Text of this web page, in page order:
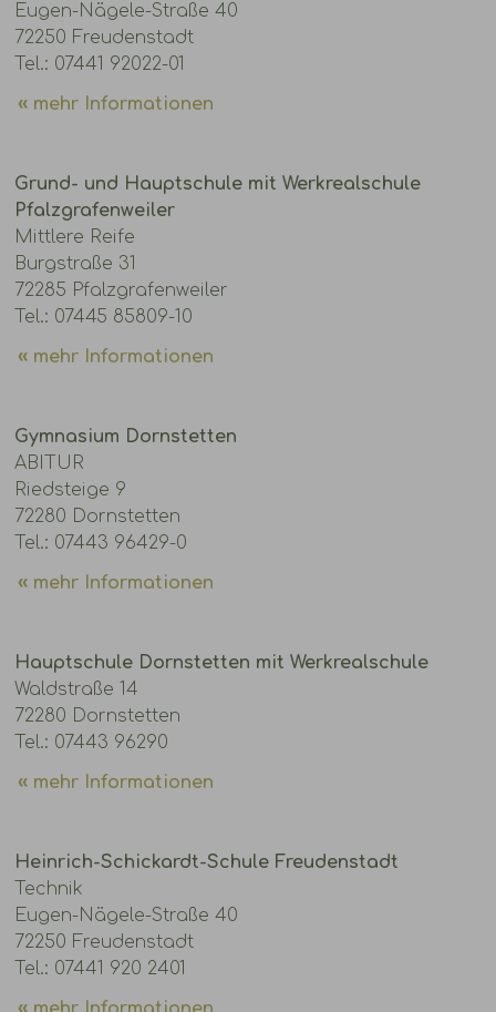
Eugen-Nägele-Straße 40
72250 Freudenstadt
Tel.: 07441 92022-01
mehr Informationen
Grund- und Hauptschule mit Werkrealschule
Pfalzgrafenweiler
Mittlere Reife
Burgstraße 31
72285 Pfalzgrafenweiler
Tel.: 07445 85809-10
mehr Informationen
Gymnasium Dornstetten
ABITUR
Riedsteige 9
72280 Dornstetten
Tel.: 07443 96429-0
mehr Informationen
Hauptschule Dornstetten mit Werkrealschule
Waldstraße 14
72280 Dornstetten
Tel.: 07443 96290
mehr Informationen
Heinrich-Schickardt-Schule Freudenstadt
Technik
Eugen-Nägele-Straße 40
72250 Freudenstadt
Tel.: 07441 920 2401